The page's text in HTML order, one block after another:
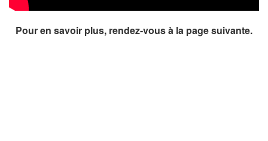
Pour en savoir plus, rendez-vous à la page suivante.